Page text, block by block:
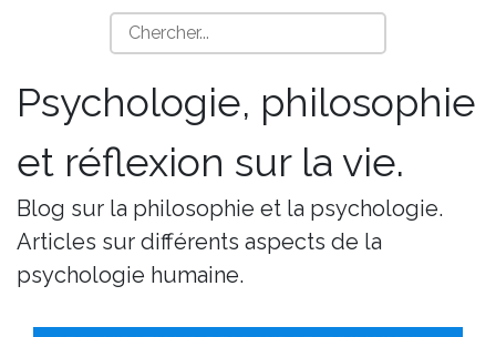
Psychologie, philosophie
et réflexion sur la vie.
Blog sur la philosophie et la psychologie.
Articles sur différents aspects de la
psychologie humaine.